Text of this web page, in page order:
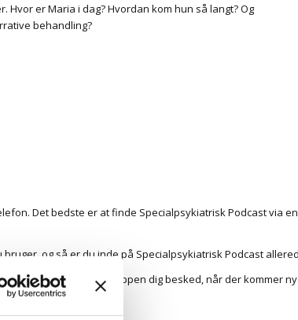
er Maria i dag? Hvordan kom hun så langt? Og
behandling?
Det bedste er at finde Specialpsykiatrisk Podcast via
bruger, og så er du inde på Specialpsykiatrisk Podcast
”Subscribe”. Så giver appen dig besked, når der kommer